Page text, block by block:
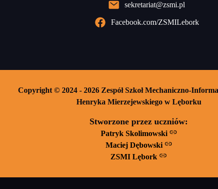
sekretariat@zsmi.pl
Facebook.com/ZSMILebork
Copyright © 2024 - 2026 Zespół Szkoł Mechaniczno-
Henryka Mierzejewskiego w Lęborku
Stworzone przez uczniów:
Patryk Skolimowski
Maciej Dębowski
ZSMI Lębork